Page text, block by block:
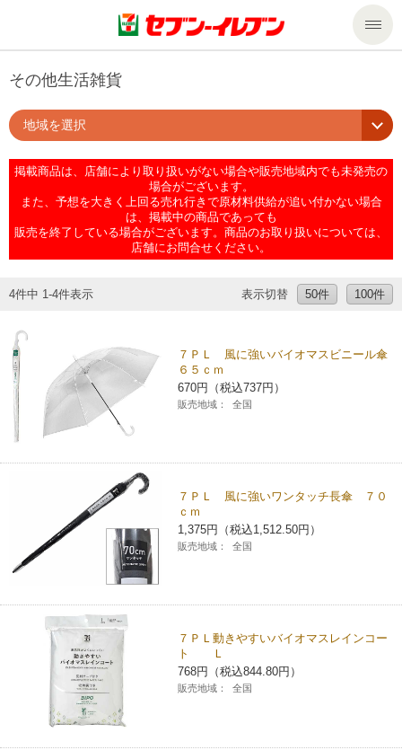
商品のご案内
商品のご案内トップ
今週の新商品
来週の新商品
食の安全・安心への取組み
ギフト
プリペイドカード・金券
ニンテンドー・ダウンロードカード
セール・キャンペーン
サービス
サービストップ
マルチコピー機でできること
マルチコピー機でできることトップ
コピー
スキャン
チケット
プリペイドサービス
スポーツ振興くじ
便利なサービス
宅配便
切手・はがき・印紙
セブン銀行ATM
ご利用可能なお支払い方法
各種料金のお支払い
スマホプリペイド
レジでApple Accountにチャージ
チケットサービス
チケットぴあ
イープラス
CNプレイガイド
セブン‐イレブンでお受取り
タワーレコード
セブンネットショッピング
停電時のサービス停止のお知らせ
企業情報
ニュースリリース
ごあいさつ
企業理念
貸借対照表・損益計算書
国内店舗数
売上高、店舗数推移
セブン‐イレブンの海外事業
サステナビリティ
サステナビリティトップ
セブン＆アイ・ホールディングスの重点課題
サステナビリティ活動基本方針
サステナビリティ推進体制
GREEN CHALLENGE 2050
4VISIONS
サステナビリティニュース
加盟店オーナー募集 物件募集・購入
アルバイト情報 採用情報
店舗検索
ネットショッピング
お問い合わせ
Language
English (Corporate)
English (Services)
中文[繁體字](服務)
简体中文(服务)
その他生活雑貨
地域を選択
掲載商品は、店舗により取り扱いがない場合や販売地域内でも未発売の
場合がございます。
また、予想を大きく上回る売れ行きで原材料供給が追い付かない場合
は、掲載中の商品であっても
販売を終了している場合がございます。商品のお取り扱いについては、
店舗にお問合せください。
4件中 1-4件表示 表示切替 50件 100件
７ＰＬ 風に強いバイオマスビニール傘
６５ｃｍ
670円（税込737円）
販売地域： 全国
７ＰＬ 風に強いワンタッチ長傘 ７０
ｃｍ
1,375円（税込1,512.50円）
販売地域： 全国
７ＰＬ動きやすいバイオマスレインコー
ト Ｌ
768円（税込844.80円）
販売地域： 全国